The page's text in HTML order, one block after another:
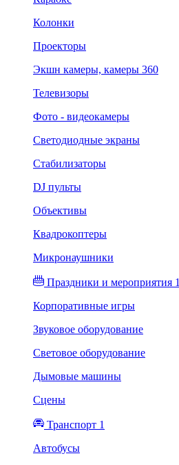
Колонки
Проекторы
Экшн камеры, камеры 360
Телевизоры
Фото - видеокамеры
Светодиодные экраны
Стабилизаторы
DJ пульты
Объективы
Квадрокоптеры
Микронаушники
Праздники и мероприятия 1
Корпоративные игры
Звуковое оборудование
Световое оборудование
Дымовые машины
Сцены
Транспорт 1
Автобусы